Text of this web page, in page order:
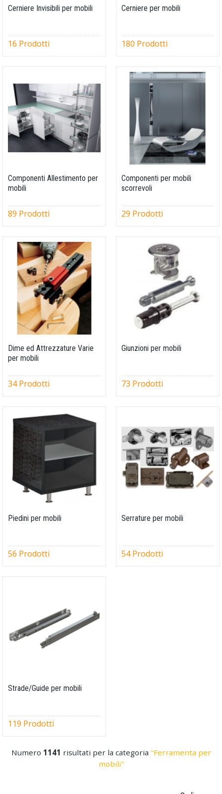
Cerniere Invisibili per mobili
16 Prodotti
Cerniere per mobili
180 Prodotti
Componenti Allestimento per
mobili
89 Prodotti
Componenti per mobili
scorrevoli
29 Prodotti
Dime ed Attrezzature Varie
per mobili
34 Prodotti
Giunzioni per mobili
73 Prodotti
Piedini per mobili
56 Prodotti
Serrature per mobili
54 Prodotti
Strade/Guide per mobili
119 Prodotti
Numero 1141 risultati per la categoria "Ferramenta per
mobili"